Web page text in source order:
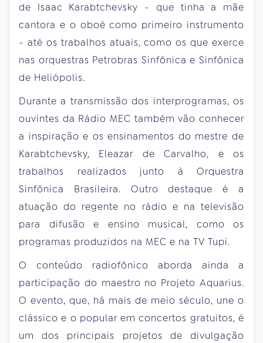
de Isaac Karabtchevsky - que tinha a mãe
cantora e o oboé como primeiro instrumento
- até os trabalhos atuais, como os que exerce
nas orquestras Petrobras Sinfônica e Sinfônica
de Heliópolis.
Durante a transmissão dos interprogramas, os
ouvintes da Rádio MEC também vão conhecer
a inspiração e os ensinamentos do mestre de
Karabtchevsky, Eleazar de Carvalho, e os
trabalhos realizados junto à Orquestra
Sinfônica Brasileira. Outro destaque é a
atuação do regente no rádio e na televisão
para difusão e ensino musical, como os
programas produzidos na MEC e na TV Tupi.
O conteúdo radiofônico aborda ainda a
participação do maestro no Projeto Aquarius.
O evento, que, há mais de meio século, une o
clássico e o popular em concertos gratuitos, é
um dos principais projetos de divulgação